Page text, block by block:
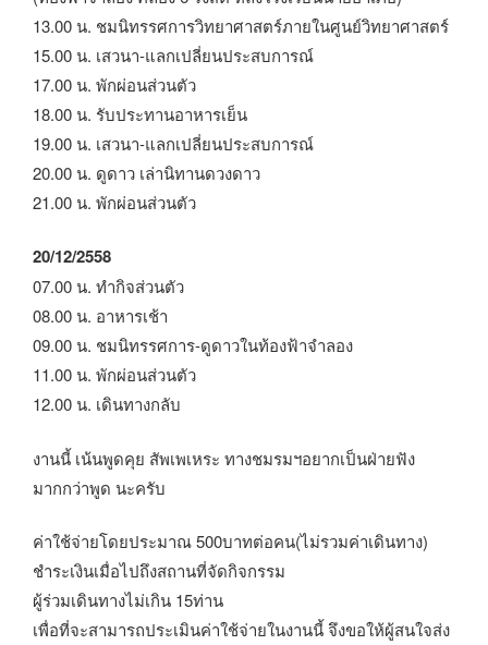
13.00 น. ชมนิทรรศการวิทยาศาสตร์ภายในศูนย์วิทยาศาสตร์
15.00 น. เสวนา-แลกเปลี่ยนประสบการณ์
17.00 น. พักผ่อนส่วนตัว
18.00 น. รับประทานอาหารเย็น
19.00 น. เสวนา-แลกเปลี่ยนประสบการณ์
20.00 น. ดูดาว เล่านิทานดวงดาว
21.00 น. พักผ่อนส่วนตัว
20/12/2558
07.00 น. ทำกิจส่วนตัว
08.00 น. อาหารเช้า
09.00 น. ชมนิทรรศการ-ดูดาวในท้องฟ้าจำลอง
11.00 น. พักผ่อนส่วนตัว
12.00 น. เดินทางกลับ
งานนี้ เน้นพูดคุย สัพเพเหระ ทางชมรมฯอยากเป็นฝ่ายฟัง
มากกว่าพูด นะครับ
ค่าใช้จ่ายโดยประมาณ 500บาทต่อคน(ไม่รวมค่าเดินทาง)
ชำระเงินเมื่อไปถึงสถานที่จัดกิจกรรม
ผู้ร่วมเดินทางไม่เกิน 15ท่าน
เพื่อที่จะสามารถประเมินค่าใช้จ่ายในงานนี้ จึงขอให้ผู้สนใจส่ง